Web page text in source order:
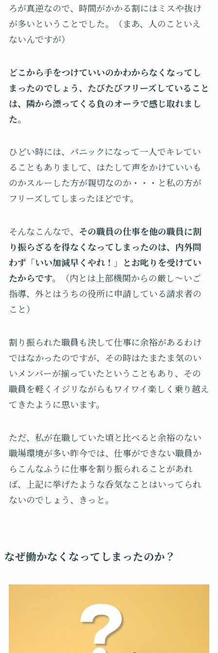
ろが真逆なので、時間がかかる割にはミスや抜け
が多いということでした。（まあ、人のこといえ
ないんですが）
どこから手をつけていいのかわからなくなってし
まったのでしょう、たびたびフリーズしていること
は、隣から漂ってくる負のオーラで感じ取れまし
た。
ひどい時には、パニックになって一人でキレてい
ることもありまして、はたして声をかけていいも
のかスルーした方が親切なのか・・・と私の方が
フリーズしてしまったほどです。
そんなこんなで、 その職員の仕事を他の職員に割
り振らざるを得なくなってしまったのは、内外問
わず「いい加減早くやれ！」とお叱りを受けてい
たからです。
（内とは上部機関からの厳し〜いご
指導、外とはうちの役所に申請している請求者の
こと）
割り振られた職員も決して仕事に余裕があるわけ
ではなかったのですが、その時はたまたま気のい
いメンバーが揃っていたということもあり、その
職員を軽くイジリながらもワイワイ楽しく乗り越え
てきたように思います。
ただ、私が在職していた頃と比べると余裕のない
職場環境が多い昨今では、仕事ができない職員か
らこんなふうに仕事を割り振られることがあれ
ば、上記に挙げたような呑気なことはいってられ
ないのでしょう、きっと。
なぜ働かなくなってしまったのか？